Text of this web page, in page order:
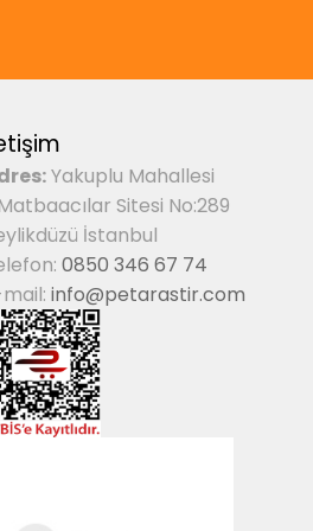
Yakuplu Mahallesi
Sitesi No:289
İstanbul
0850 346 67 74
info@petarastir.com